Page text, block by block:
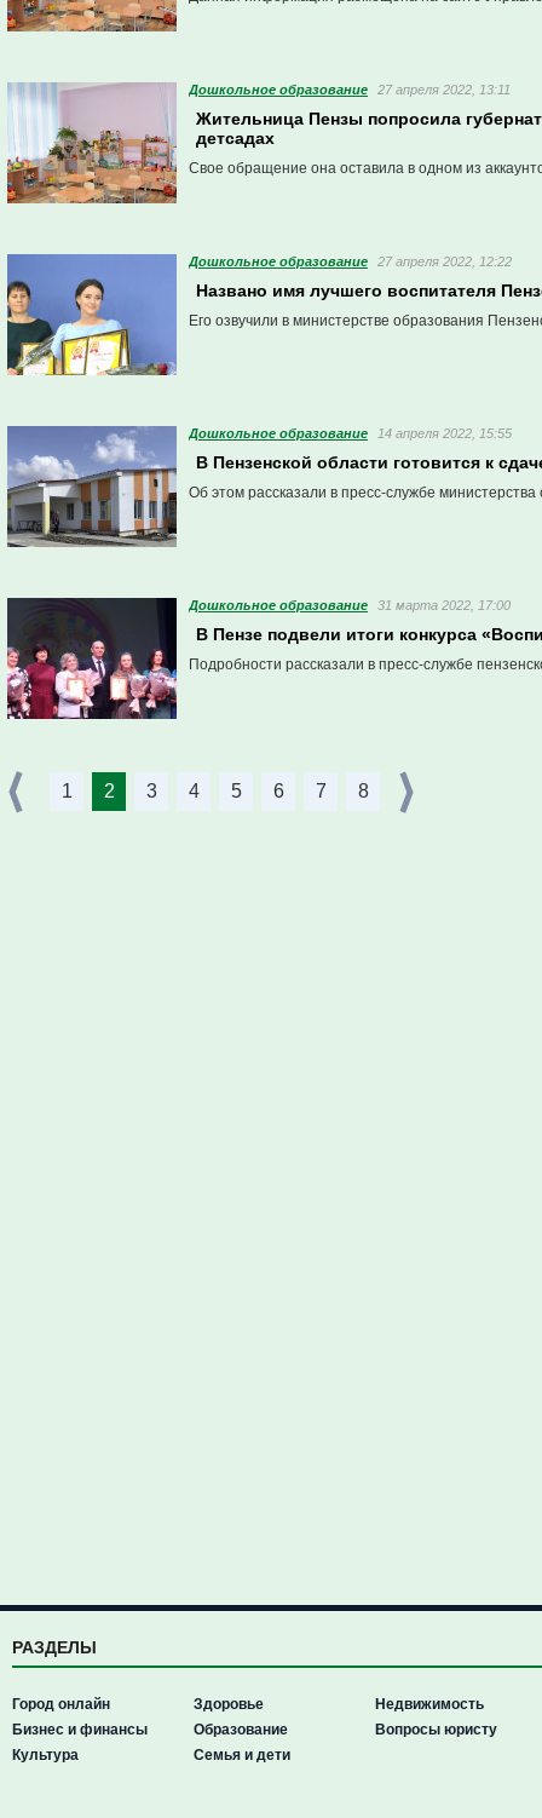
Дошкольное образование 27 апреля 2022, 13:11
Жительница Пензы попросила
детсадах
Свое обращение она оставила в одном из
Дошкольное образование 27 апреля 2022, 12:22
Названо имя лучшего воспитателя
Его озвучили в министерстве образования
Дошкольное образование 14 апреля 2022, 15:55
В Пензенской области готовится к
Об этом рассказали в пресс-службе
Дошкольное образование 31 марта 2022, 17:00
В Пензе подвели итоги конкурса
Подробности рассказали в пресс-службе
1 2 3 4 5 6 7 8
РАЗДЕЛЫ
Город онлайн
Бизнес и финансы
Культура
Здоровье
Образование
Семья и дети
Недвижимость
Вопросы юристу